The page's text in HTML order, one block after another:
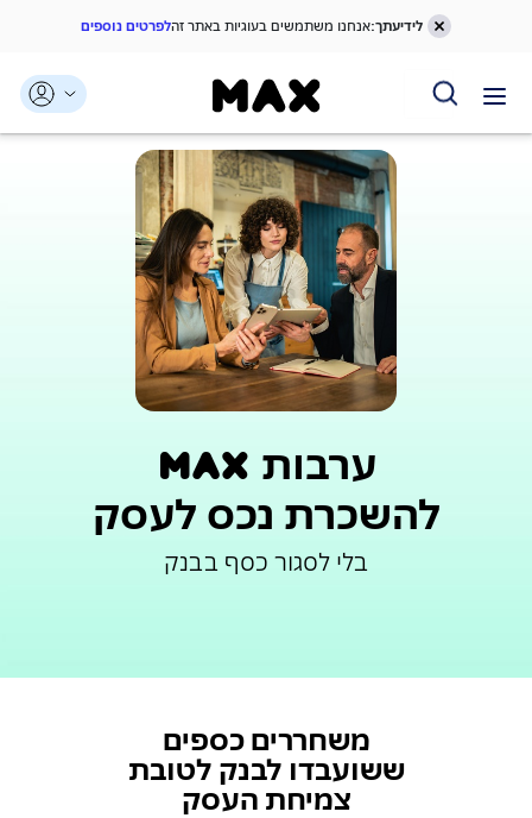
דלג אל תפריט ניווט
דלג אל תוכן ראשי
דלג אל תחתית העמוד
לידיעתך:אנחנו משתמשים בעוגיות באתר זהלפרטים נוספים
ערבות m_a_x
להשכרת נכס לעסק
בלי לסגור כסף בבנק
משחררים כספים
ששועבדו לבנק לטובת
צמיחת העסק